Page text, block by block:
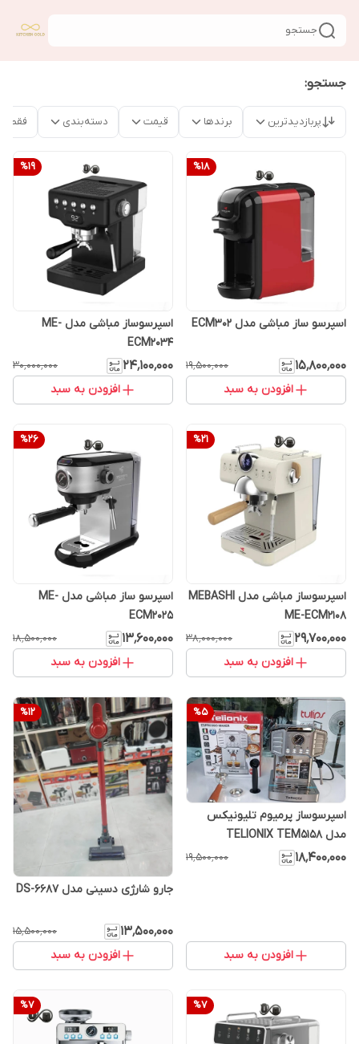
جستجو
جستجو:
پربازدیدترین برندها قیمت دسته‌بندی فقط
%18
اسپرسو ساز مباشی مدل ECM302
۱۵٬۸۰۰٬۰۰۰ ۱۹٬۵۰۰٬۰۰۰
افزودن به سبد
%19
اسپرسوساز مباشی مدل ME-
ECM2034
۲۴٬۱۰۰٬۰۰۰ ۳۰٬۰۰۰٬۰۰۰
افزودن به سبد
%21
اسپرسوساز مباشی مدل MEBASHI
ME-ECM2108
۲۹٬۷۰۰٬۰۰۰ ۳۸٬۰۰۰٬۰۰۰
افزودن به سبد
%26
اسپرسو ساز مباشی مدل ME-
ECM2025
۱۳٬۶۰۰٬۰۰۰ ۱۸٬۵۰۰٬۰۰۰
افزودن به سبد
%5
اسپرسوساز پرمیوم تلیونیکس
مدل TELIONIX TEM5158
۱۸٬۴۰۰٬۰۰۰ ۱۹٬۵۰۰٬۰۰۰
افزودن به سبد
%12
جارو شارژی دسینی مدل DS-6687
۱۳٬۵۰۰٬۰۰۰ ۱۵٬۵۰۰٬۰۰۰
افزودن به سبد
%7
%7